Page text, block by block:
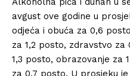
avgust ove godine u
odjeća i obuća za 0,6
za 1,2 posto, zdravstvo za
1,3 posto, obrazovanje za
za 0,7 posto. U prosjeku